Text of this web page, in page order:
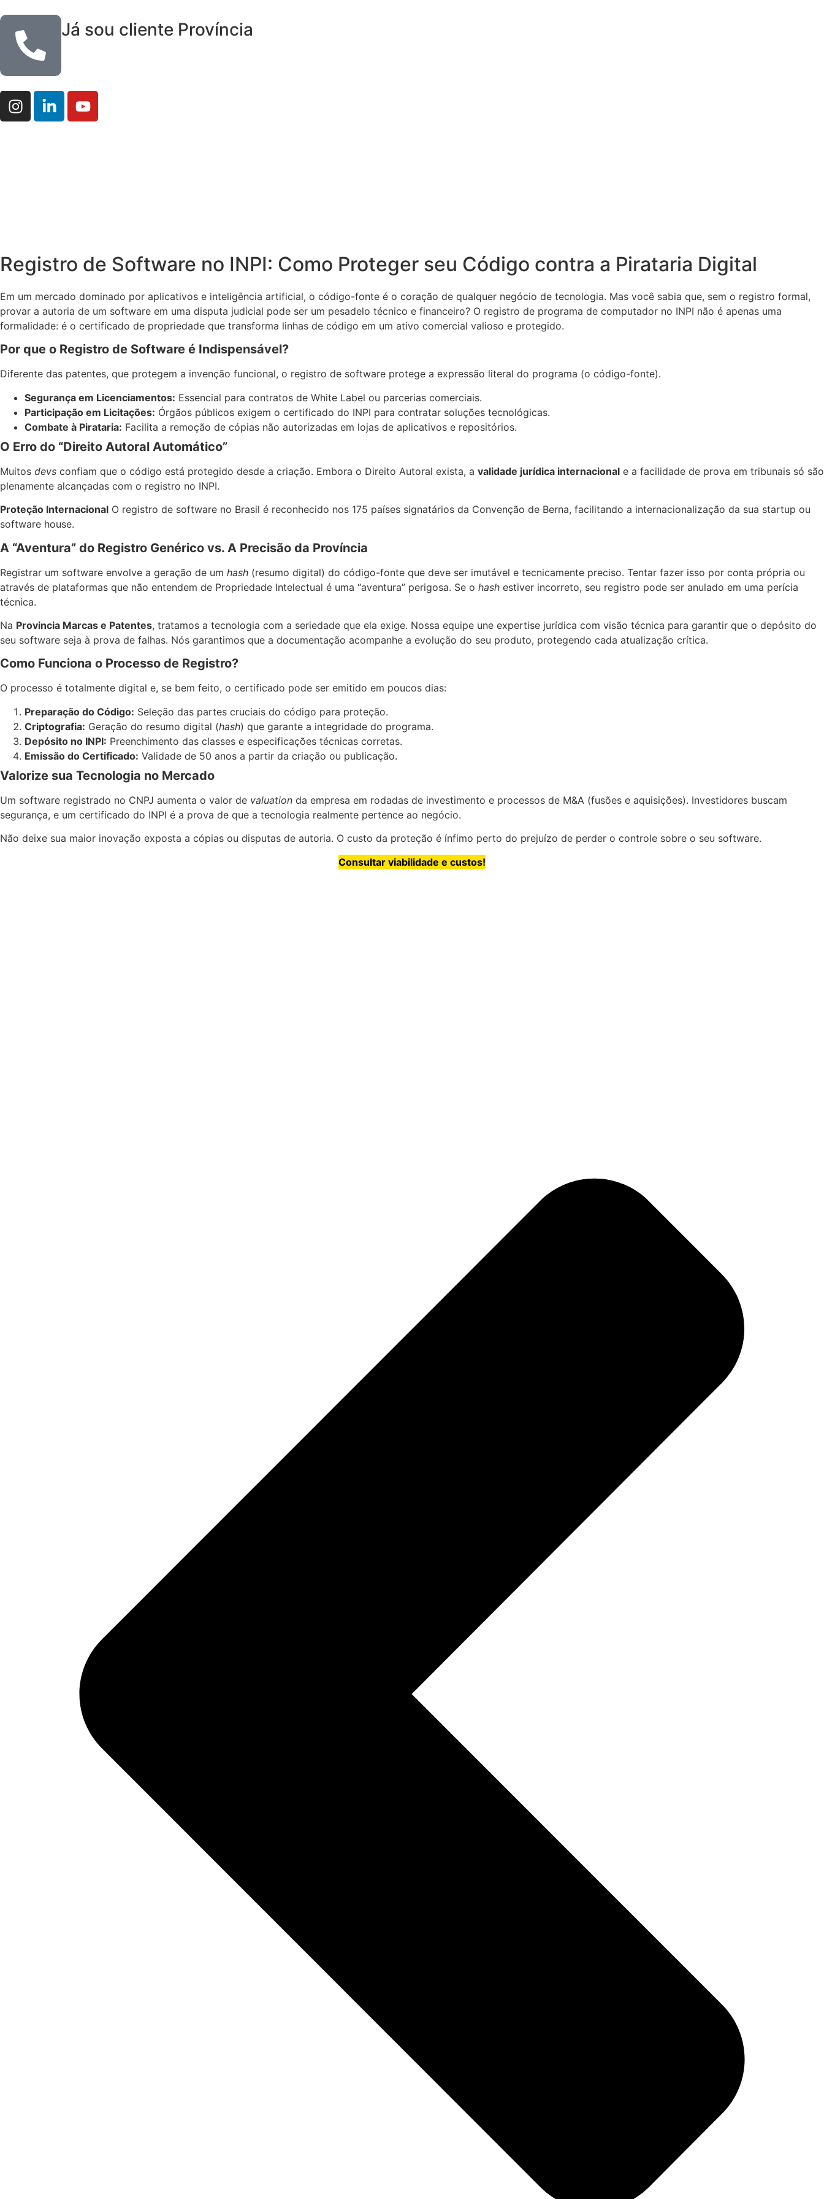
Já sou cliente Província
Registro de Software no INPI: Como Proteger seu Código contra a Pirataria Digital
Em um mercado dominado por aplicativos e inteligência artificial, o código-fonte é o coração de qualquer negócio de tecnologia. Mas você sabia que, sem o registro formal,
provar a autoria de um software em uma disputa judicial pode ser um pesadelo técnico e financeiro? O registro de programa de computador no INPI não é apenas uma
formalidade: é o certificado de propriedade que transforma linhas de código em um ativo comercial valioso e protegido.
Por que o Registro de Software é Indispensável?
Diferente das patentes, que protegem a invenção funcional, o registro de software protege a expressão literal do programa (o código-fonte).
Segurança em Licenciamentos: Essencial para contratos de White Label ou parcerias comerciais.
Participação em Licitações: Órgãos públicos exigem o certificado do INPI para contratar soluções tecnológicas.
Combate à Pirataria: Facilita a remoção de cópias não autorizadas em lojas de aplicativos e repositórios.
O Erro do “Direito Autoral Automático”
Muitos devs confiam que o código está protegido desde a criação. Embora o Direito Autoral exista, a validade jurídica internacional e a facilidade de prova em tribunais só são
plenamente alcançadas com o registro no INPI.
Proteção Internacional O registro de software no Brasil é reconhecido nos 175 países signatários da Convenção de Berna, facilitando a internacionalização da sua startup ou
software house.
A “Aventura” do Registro Genérico vs. A Precisão da Província
Registrar um software envolve a geração de um hash (resumo digital) do código-fonte que deve ser imutável e tecnicamente preciso. Tentar fazer isso por conta própria ou
através de plataformas que não entendem de Propriedade Intelectual é uma “aventura” perigosa. Se o hash estiver incorreto, seu registro pode ser anulado em uma perícia
técnica.
Na Provincia Marcas e Patentes, tratamos a tecnologia com a seriedade que ela exige. Nossa equipe une expertise jurídica com visão técnica para garantir que o depósito do
seu software seja à prova de falhas. Nós garantimos que a documentação acompanhe a evolução do seu produto, protegendo cada atualização crítica.
Como Funciona o Processo de Registro?
O processo é totalmente digital e, se bem feito, o certificado pode ser emitido em poucos dias:
Preparação do Código: Seleção das partes cruciais do código para proteção.
Criptografia: Geração do resumo digital (hash) que garante a integridade do programa.
Depósito no INPI: Preenchimento das classes e especificações técnicas corretas.
Emissão do Certificado: Validade de 50 anos a partir da criação ou publicação.
Valorize sua Tecnologia no Mercado
Um software registrado no CNPJ aumenta o valor de valuation da empresa em rodadas de investimento e processos de M&A (fusões e aquisições). Investidores buscam
segurança, e um certificado do INPI é a prova de que a tecnologia realmente pertence ao negócio.
Não deixe sua maior inovação exposta a cópias ou disputas de autoria. O custo da proteção é ínfimo perto do prejuízo de perder o controle sobre o seu software.
Consultar viabilidade e custos!